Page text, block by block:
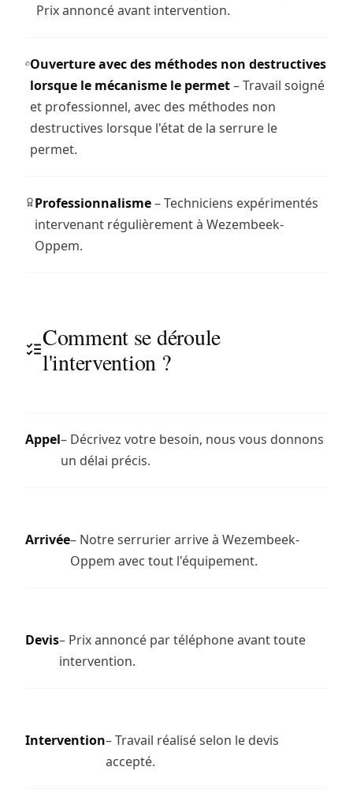
Prix annoncé avant intervention.
Ouverture avec des méthodes non destructives
lorsque le mécanisme le permet– Travail soigné
et professionnel, avec des méthodes non
destructives lorsque l'état de la serrure le
permet.
Professionnalisme– Techniciens expérimentés
intervenant régulièrement à Wezembeek-
Oppem.
Comment se déroule
l'intervention ?
Appel– Décrivez votre besoin, nous vous donnons
un délai précis.
Arrivée– Notre serrurier arrive à Wezembeek-
Oppem avec tout l'équipement.
Devis– Prix annoncé par téléphone avant toute
intervention.
Intervention– Travail réalisé selon le devis
accepté.